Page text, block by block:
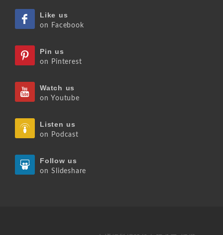
Like us
on Facebook
Pin us
on Pinterest
Watch us
on Youtube
Listen us
on Podcast
Follow us
on Slideshare